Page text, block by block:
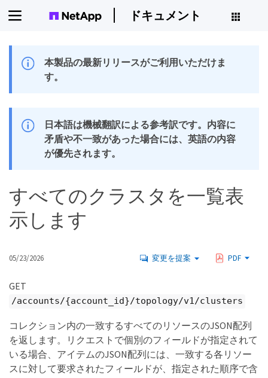
ドキュメント
本製品の最新リリースがご利用いただけま
す。
日本語は機械翻訳による参考訳です。内容に
矛盾や不一致があった場合には、英語の内容
が優先されます。
すべてのクラスタを一覧表
示します
05/23/2026 変更を提案 PDF
GET
/accounts/{account_id}/topology/v1/clusters
コレクション内の一致するすべてのリソースのJSON配列
を返します。リクエストで個別のフィールドが指定されて
いる場合、アイテムのJSON配列には、一致する各リソー
スに対して要求されたフィールドが、指定された順序で含